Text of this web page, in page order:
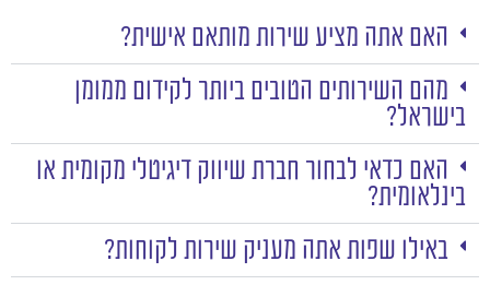
האם אתה מציע שירות מותאם אישית?
מהם השירותים הטובים ביותר לקידום ממומן
בישראל?
האם כדאי לבחור חברת שיווק דיגיטלי מקומית או
בינלאומית?
באילו שפות אתה מעניק שירות לקוחות?